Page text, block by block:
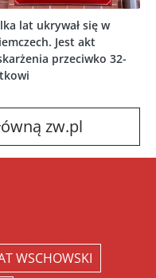
lat ukrywał się w
Jest akt
przeciwko 32-
zw.pl
WSCHOWSKI